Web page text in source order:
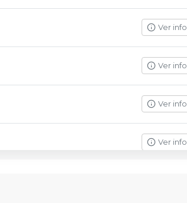
Ver info
Ver info
Ver info
Ver info